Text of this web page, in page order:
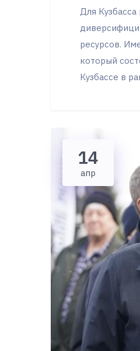
Для
ресурсов.
который
Кузбассе в
14
апр